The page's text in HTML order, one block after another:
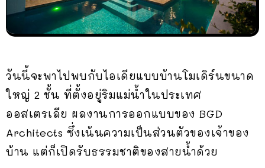
วันนี้จะพาไปพบกับไอเดียแบบบ้านโมเดิร์นขนาด
ใหญ่ 2 ชั้น ที่ตั้งอยู่ริมแม่น้ำในประเทศ
ออสเตรเลีย ผลงานการออกแบบของ BGD
Architects ซึ่งเน้นความเป็นส่วนตัวของเจ้าของ
บ้าน แต่ก็เปิดรับธรรมชาติของสายน้ำด้วย